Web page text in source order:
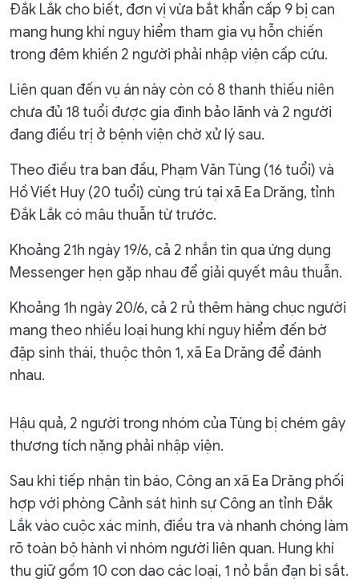
Đắk Lắk cho biết, đơn vị vừa bắt khẩn cấp 9 bị can
mang hung khí nguy hiểm tham gia vụ hỗn chiến
trong đêm khiến 2 người phải nhập viện cấp cứu.
Liên quan đến vụ án này còn có 8 thanh thiếu niên
chưa đủ 18 tuổi được gia đình bảo lãnh và 2 người
đang điều trị ở bệnh viện chờ xử lý sau.
Theo điều tra ban đầu, Phạm Văn Tùng (16 tuổi) và
Hồ Viết Huy (20 tuổi) cùng trú tại xã Ea Drăng, tỉnh
Đắk Lắk có mâu thuẫn từ trước.
Khoảng 21h ngày 19/6, cả 2 nhắn tin qua ứng dụng
Messenger hẹn gặp nhau để giải quyết mâu thuẫn.
Khoảng 1h ngày 20/6, cả 2 rủ thêm hàng chục người
mang theo nhiều loại hung khí nguy hiểm đến bờ
đập sinh thái, thuộc thôn 1, xã Ea Drăng để đánh
nhau.
Hậu quả, 2 người trong nhóm của Tùng bị chém gây
thương tích nặng phải nhập viện.
Sau khi tiếp nhận tin báo, Công an xã Ea Drăng phối
hợp với phòng Cảnh sát hình sự Công an tỉnh Đắk
Lắk vào cuộc xác minh, điều tra và nhanh chóng làm
rõ toàn bộ hành vi nhóm người liên quan. Hung khí
thu giữ gồm 10 con dao các loại, 1 nỏ bắn đạn bi sắt.